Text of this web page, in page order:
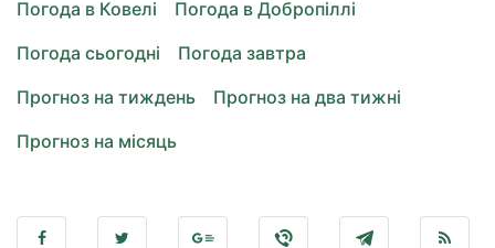
Погода в Ковелі
Погода в Добропіллі
Погода сьогодні
Погода завтра
Прогноз на тиждень
Прогноз на два тижні
Прогноз на місяць